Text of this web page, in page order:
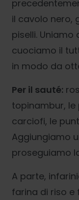
il cavolo nero,
piselli.
cuociamo il
in modo da
Per il sauté:
topinambur, le
carciofi, le
Aggiungiamo
proseguiamo
A parte,
farina di riso e